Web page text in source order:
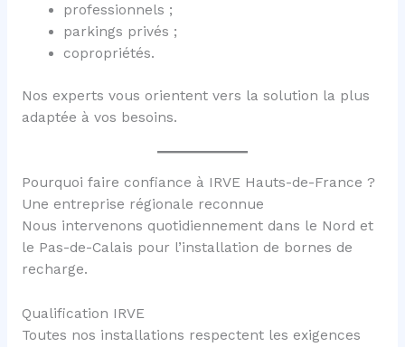
professionnels ;
parkings privés ;
copropriétés.
Nos experts vous orientent vers la solution la plus
adaptée à vos besoins.
Pourquoi faire confiance à IRVE Hauts-de-France ?
Une entreprise régionale reconnue
Nous intervenons quotidiennement dans le Nord et
le Pas-de-Calais pour l’installation de bornes de
recharge.
Qualification IRVE
Toutes nos installations respectent les exigences